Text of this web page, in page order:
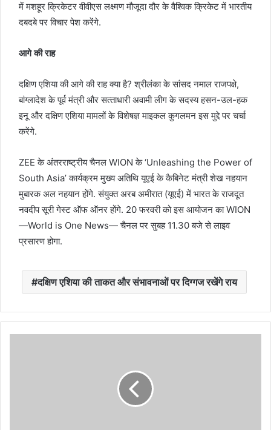
में मशहूर क्रिकेटर वीवीएस लक्ष्‍मण मौजूदा दौर के वैश्विक क्रिकेट में भारतीय
दबदबे पर विचार पेश करेंगे.
आगे की राह
दक्षिण एशिया की आगे की राह क्‍या है? श्रीलंका के सांसद नमाल राजपक्षे,
बांग्‍लादेश के पूर्व मंत्री और सत्‍ताधारी अवामी लीग के सदस्‍य हसन-उल-हक
इनू और दक्षिण एशिया मामलों के विशेषज्ञ माइकल कुगलमन इस मुद्दे पर चर्चा
करेंगे.
ZEE के अंतरराष्‍ट्रीय चैनल WION के ‘Unleashing the Power of
South Asia’ कार्यक्रम मुख्‍य अतिथि यूएई के कैबिनेट मंत्री शेख नहयान
मुबारक अल नहयान होंगे. संयुक्‍त अरब अमीरात (यूएई) में भारत के राजदूत
नवदीप सूरी गेस्‍ट ऑफ ऑनर होंगे. 20 फरवरी को इस आयोजन का WION
—World is One News— चैनल पर सुबह 11.30 बजे से लाइव
प्रसारण होगा.
दक्षिण एशिया की ताकत और संभावनाओं पर दिग्‍गज रखेंगे राय